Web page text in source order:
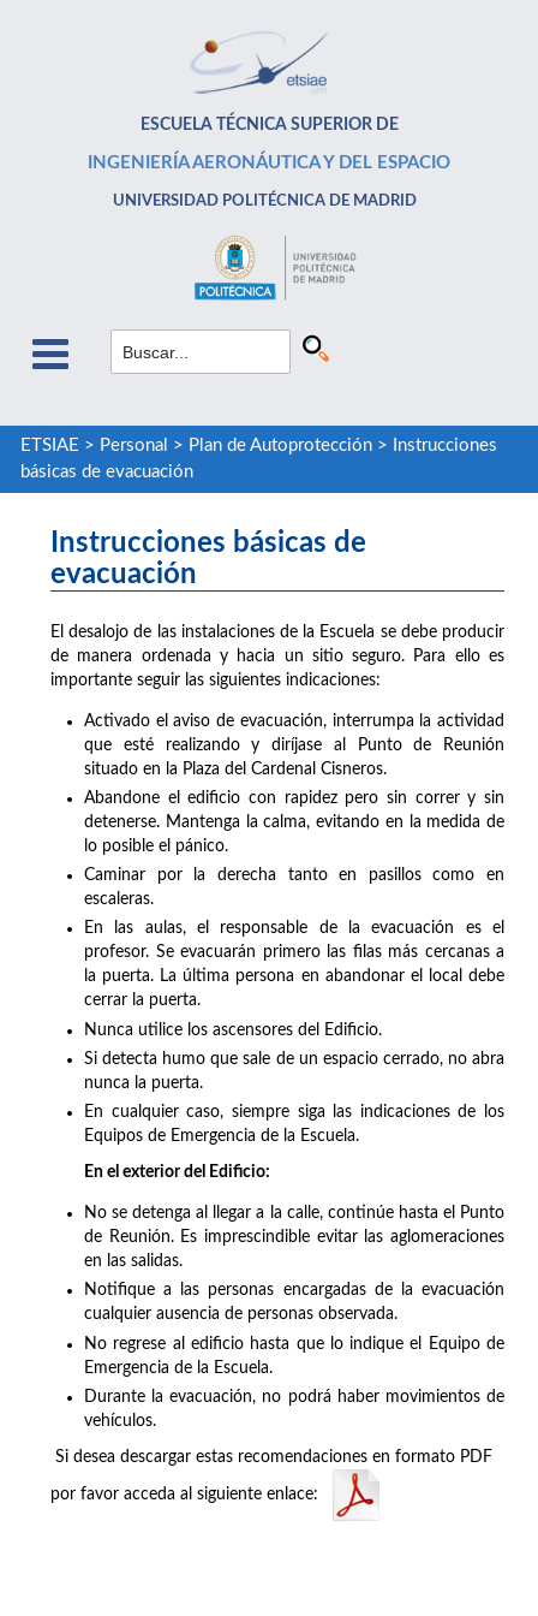
ESCUELA TÉCNICA SUPERIOR DE
INGENIERÍA AERONÁUTICA Y DEL ESPACIO
UNIVERSIDAD POLITÉCNICA DE MADRID
ETSIAE > Personal > Plan de Autoprotección>
Instrucciones
básicas de evacuación
Instrucciones básicas de
evacuación
El desalojo de las instalaciones de la Escuela se debe producir
de manera ordenada y hacia un sitio seguro. Para ello es
importante seguir las siguientes indicaciones:
Activado el aviso de evacuación, interrumpa la actividad
que esté realizando y diríjase al Punto de Reunión
situado en la Plaza del Cardenal Cisneros.
Abandone el edificio con rapidez pero sin correr y sin
detenerse. Mantenga la calma, evitando en la medida de
lo posible el pánico.
Caminar por la derecha tanto en pasillos como en
escaleras.
En las aulas, el responsable de la evacuación es el
profesor. Se evacuarán primero las filas más cercanas a
la puerta. La última persona en abandonar el local debe
cerrar la puerta.
Nunca utilice los ascensores del Edificio.
Si detecta humo que sale de un espacio cerrado, no abra
nunca la puerta.
En cualquier caso, siempre siga las indicaciones de los
Equipos de Emergencia de la Escuela.
En el exterior del Edificio:
No se detenga al llegar a la calle, continúe hasta el Punto
de Reunión. Es imprescindible evitar las aglomeraciones
en las salidas.
Notifique a las personas encargadas de la evacuación
cualquier ausencia de personas observada.
No regrese al edificio hasta que lo indique el Equipo de
Emergencia de la Escuela.
Durante la evacuación, no podrá haber movimientos de
vehículos.
Si desea descargar estas recomendaciones en formato PDF
por favor acceda al siguiente enlace: